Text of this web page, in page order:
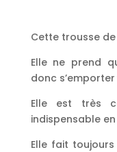
Cette trousse
Elle ne prend
donc
Elle est très
indispensable
Elle fait